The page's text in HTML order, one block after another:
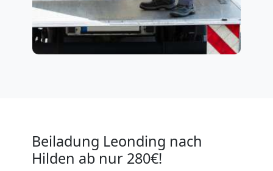
Beiladung Leonding nach
Hilden ab nur 280€!